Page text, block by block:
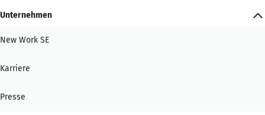
Unternehmen
New Work SE
Karriere
Presse